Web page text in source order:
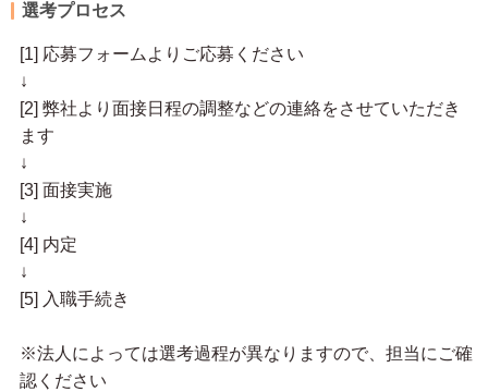
選考プロセス
[1] 応募フォームよりご応募ください
↓
[2] 弊社より面接日程の調整などの連絡をさせていただき
ます
↓
[3] 面接実施
↓
[4] 内定
↓
[5] 入職手続き
※法人によっては選考過程が異なりますので、担当にご確
認ください